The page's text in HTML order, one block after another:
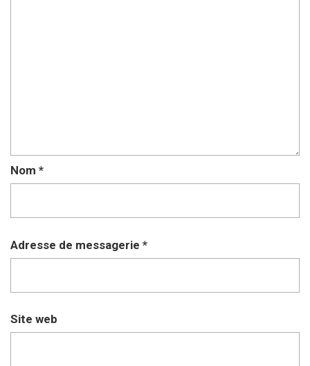
Nom *
Adresse de messagerie *
Site web